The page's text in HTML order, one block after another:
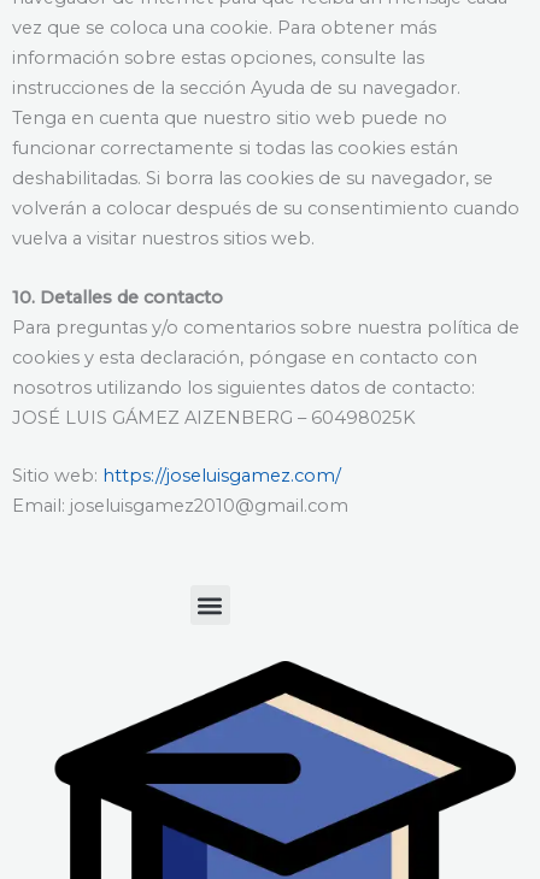
vez que se coloca una cookie. Para obtener más
información sobre estas opciones, consulte las
instrucciones de la sección Ayuda de su navegador.
Tenga en cuenta que nuestro sitio web puede no
funcionar correctamente si todas las cookies están
deshabilitadas. Si borra las cookies de su navegador, se
volverán a colocar después de su consentimiento cuando
vuelva a visitar nuestros sitios web.
10. Detalles de contacto
Para preguntas y/o comentarios sobre nuestra política de
cookies y esta declaración, póngase en contacto con
nosotros utilizando los siguientes datos de contacto:
JOSÉ LUIS GÁMEZ AIZENBERG – 60498025K
Sitio web: https://joseluisgamez.com/
Email: joseluisgamez2010@gmail.com
Menu